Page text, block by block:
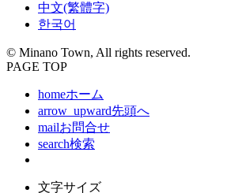
中文(繁體字)
한국어
© Minano Town, All rights reserved.
PAGE TOP
homeホーム
arrow_upward先頭へ
mailお問合せ
search検索
文字サイズ